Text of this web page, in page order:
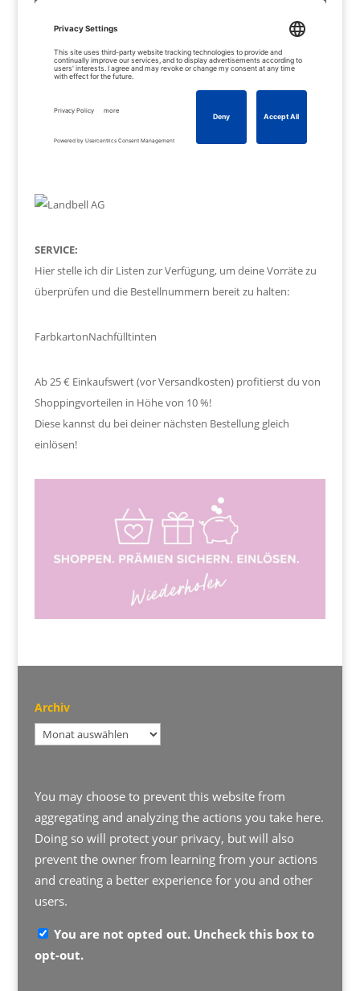
SERVICE:
Hier stelle ich dir Listen zur Verfügung, um deine Vorräte zu
überprüfen und die Bestellnummern bereit zu halten:
FarbkartonNachfülltinten
Ab 25 € Einkaufswert (vor Versandkosten) profitierst du von
Shoppingvorteilen in Höhe von 10 %!
Diese kannst du bei deiner nächsten Bestellung gleich
einlösen!
Archiv
Archiv
You may choose to prevent this website from
aggregating and analyzing the actions you take here.
Doing so will protect your privacy, but will also
prevent the owner from learning from your actions
and creating a better experience for you and other
users.
You are not opted out. Uncheck this box to
opt-out.